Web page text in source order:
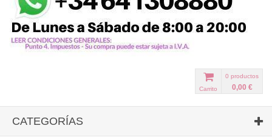
0 productos
0,00 €
Carrito
CATEGORÍAS